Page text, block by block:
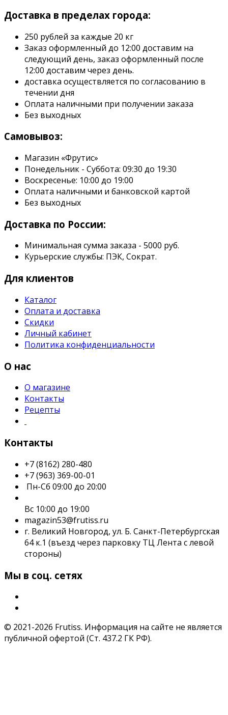
Доставка в пределах города:
250 рублей за каждые 20 кг
Заказ оформленный до 12:00 доставим на
следующий день, заказ оформленный после
12:00 доставим через день.
доставка осуществляется по согласованию в
течении дня
Оплата наличными при получении заказа
Без выходных
Самовывоз:
Магазин «Фрутис»
Понедельник - Суббота: 09:30 до 19:30
Воскресенье: 10:00 до 19:00
Оплата наличными и банковской картой
Без выходных
Доставка по России:
Минимальная сумма заказа - 5000 руб.
Курьерские службы: ПЭК, Сократ.
Для клиентов
Каталог
Оплата и доставка
Скидки
Личный кабинет
Политика конфиденциальности
О нас
О магазине
Контакты
Рецепты
Контакты
+7 (8162) 280-480
+7 (963) 369-00-01
Пн-Сб 09:00 до 20:00
Вс 10:00 до 19:00
magazin53@frutiss.ru
г. Великий Новгород, ул. Б. Санкт-Петербургская
64 к.1 (въезд через парковку ТЦ Лента с левой
стороны)
Мы в соц. сетях
© 2021-2026 Frutiss. Информация на сайте не является
публичной офертой (Ст. 437.2 ГК РФ).